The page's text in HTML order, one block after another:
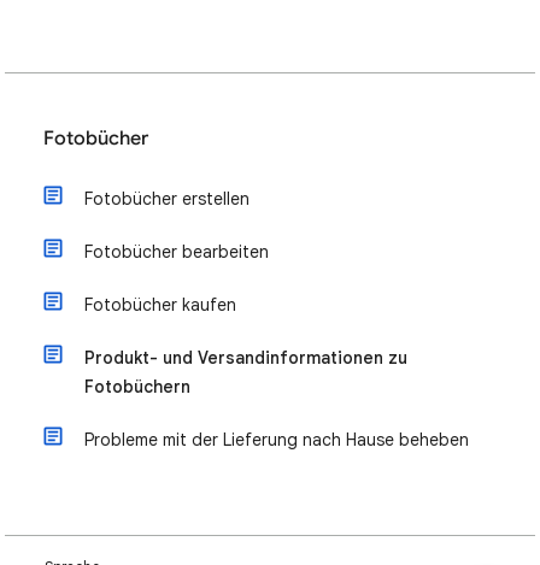
Fotobücher
Fotobücher erstellen
Fotobücher bearbeiten
Fotobücher kaufen
Produkt- und Versandinformationen zu
Fotobüchern
Probleme mit der Lieferung nach Hause beheben